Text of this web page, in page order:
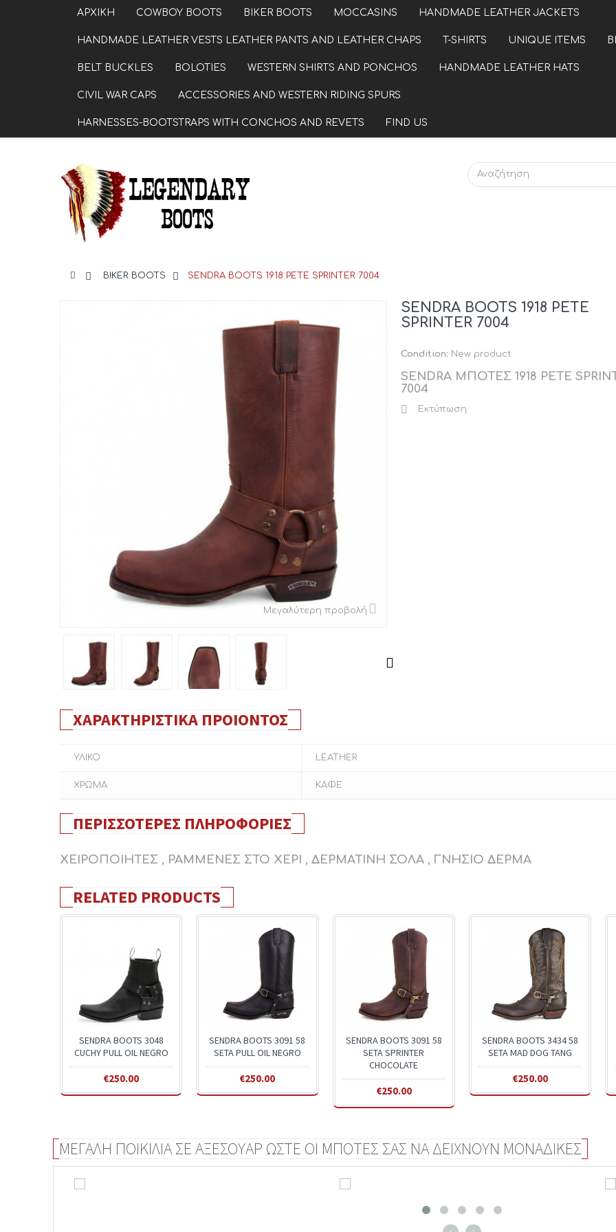
ΑΡΧΙΚΗ COWBOY BOOTS BIKER BOOTS MOCCASINS HANDMADE LEATHER JACKETS
HANDMADE LEATHER VESTS LEATHER PANTS AND LEATHER CHAPS T-SHIRTS UNIQUE ITEMS
BELT BUCKLES BOLOTIES WESTERN SHIRTS AND PONCHOS HANDMADE LEATHER HATS
CIVIL WAR CAPS ACCESSORIES AND WESTERN RIDING SPURS
HARNESSES-BOOTSTRAPS WITH CONCHOS AND REVETS FIND US
> BIKER BOOTS > SENDRA BOOTS 1918 PETE SPRINTER 7004
Μεγαλύτερη προβολή
SENDRA BOOTS 1918 PETE
SPRINTER 7004
Condition: New product
SENDRA ΜΠΟΤΕΣ 1918 PETE
7004
Εκτύπωση
ΧΑΡΑΚΤΗΡΙΣΤΙΚΆ ΠΡΟΙΌΝΤΟΣ
ΥΛΙΚΟ LEATHER
ΧΡΩΜΑ ΚΑΦΕ
ΠΕΡΙΣΣΌΤΕΡΕΣ ΠΛΗΡΟΦΟΡΊΕΣ
ΧΕΙΡΟΠΟΙΗΤΕΣ , ΡΑΜΜΕΝΕΣ ΣΤΟ ΧΕΡΙ , ΔΕΡΜΑΤΙΝΗ ΣΟΛΑ , ΓΝΗΣΙΟ ΔΕΡΜΑ
RELATED PRODUCTS
SENDRA BOOTS 3048
CUCHY PULL OIL NEGRO
€250.00
SENDRA BOOTS 3091 58
SETA PULL OIL NEGRO
€250.00
SENDRA BOOTS 3091 58
SETA SPRINTER
CHOCOLATE
€250.00
SENDRA BOOTS 3434 58
SETA MAD DOG TANG
€250.00
ΜΕΓΑΛΗ ΠΟΙΚΙΛΙΑ ΣΕ ΑΞΕΣΟΥΑΡ ΩΣΤΕ ΟΙ ΜΠΟΤΕΣ ΣΑΣ ΝΑ ΔΕΙΧΝΟΥΝ ΜΟΝΑΔΙΚΕΣ